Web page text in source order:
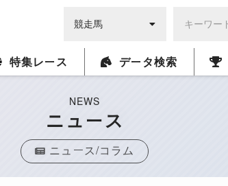
特集レース データ検索
NEWS
ニュース
ニュース/コラム